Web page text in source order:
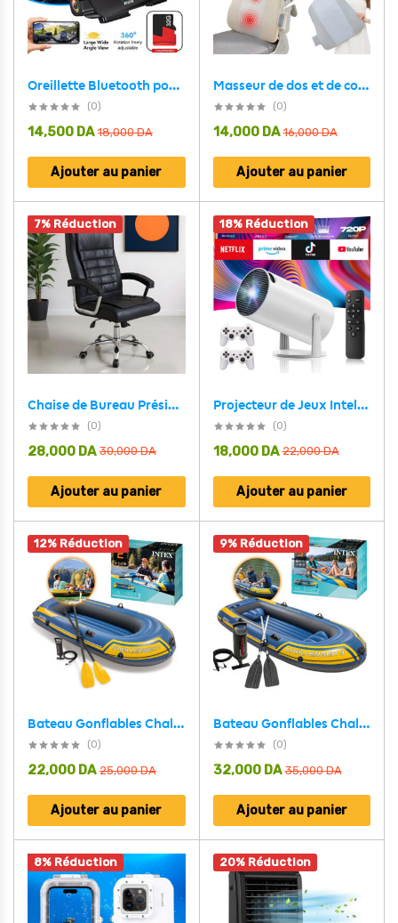
Oreillette Bluetooth pour Casque Moto avec Camera Full HD App Control – سماعات سائقي دراجة النارية مع كاميرة مدمجة
(0)
18,000DA
14,500 DA
Ajouter au panier
Masseur de dos et de cou sans fil avec avec infrarouge et chaleur – جهاز تدليك إحترافي بخاصية التسخين
(0)
16,000DA
14,000 DA
Ajouter au panier
7% Réduction
Chaise de Bureau Présidentiel LUXE avec base pivotante et ressorts ensachés – كرسي مكتب مريح وجودة عالية
(0)
30,000DA
28,000 DA
Ajouter au panier
18% Réduction
Projecteur de Jeux Intelligent a Haute Résolution avec Deux Manettes – مشغل ألعاب وجهاز عرض على الحائط
(0)
22,000DA
18,000 DA
Ajouter au panier
12% Réduction
Bateau Gonflables Challenger 2 avec Deux Rames et Pompe Intex 68367NP – قارب كبير مع مجاديف ومضخة
(0)
25,000DA
22,000 DA
Ajouter au panier
9% Réduction
Bateau Gonflables Challenger 3 avec Deux Rames et Pompe Intex 68370EP – قارب كبير مع مجاديف ومضخة
(0)
35,000DA
32,000 DA
Ajouter au panier
8% Réduction 20% Réduction